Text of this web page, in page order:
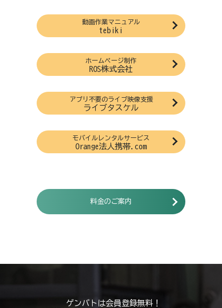
動画作業マニュアル
tebiki
ホームページ制作
ROS株式会社
アプリ不要のライブ映像支援
ライブタスケル
モバイルレンタルサービス
Orange法人携帯.com
料金のご案内
ゲンバトは会員登録無料！